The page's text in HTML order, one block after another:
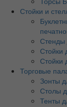
Стойки и
Стенды
Стойки
Стойки
Торговые
Зонты
Столы
Тенты